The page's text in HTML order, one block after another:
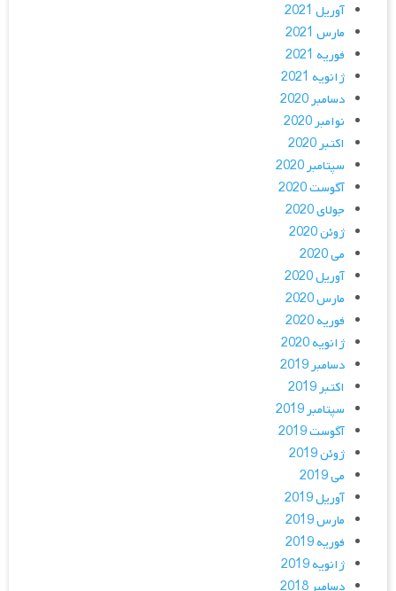
آوریل 2021
مارس 2021
فوریه 2021
ژانویه 2021
دسامبر 2020
نوامبر 2020
اکتبر 2020
سپتامبر 2020
آگوست 2020
جولای 2020
ژوئن 2020
می 2020
آوریل 2020
مارس 2020
فوریه 2020
ژانویه 2020
دسامبر 2019
اکتبر 2019
سپتامبر 2019
آگوست 2019
ژوئن 2019
می 2019
آوریل 2019
مارس 2019
فوریه 2019
ژانویه 2019